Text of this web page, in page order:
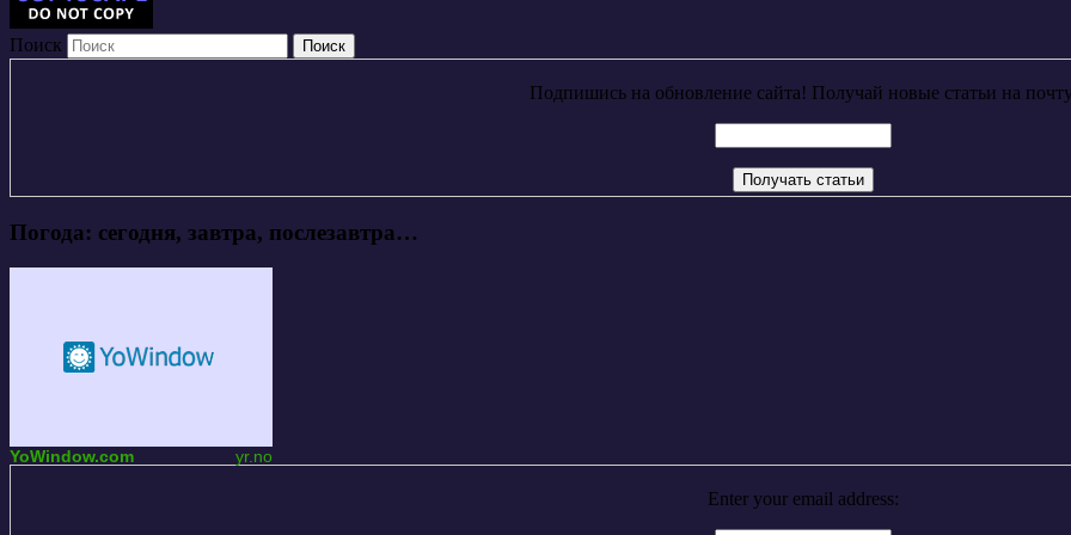
Поиск
Подпишись на обновление сайта! Получай новые статьи на
Погода: сегодня, завтра, послезавтра…
YoWindow.com yr.no
Enter your email address: